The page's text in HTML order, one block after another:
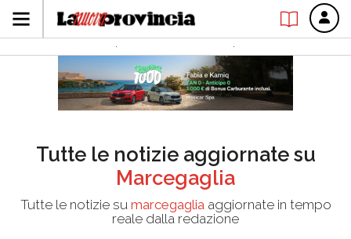
Tutte le notizie aggiornate su
Marcegaglia
Tutte le notizie su marcegagliaaggiornate in tempo
reale dalla redazione